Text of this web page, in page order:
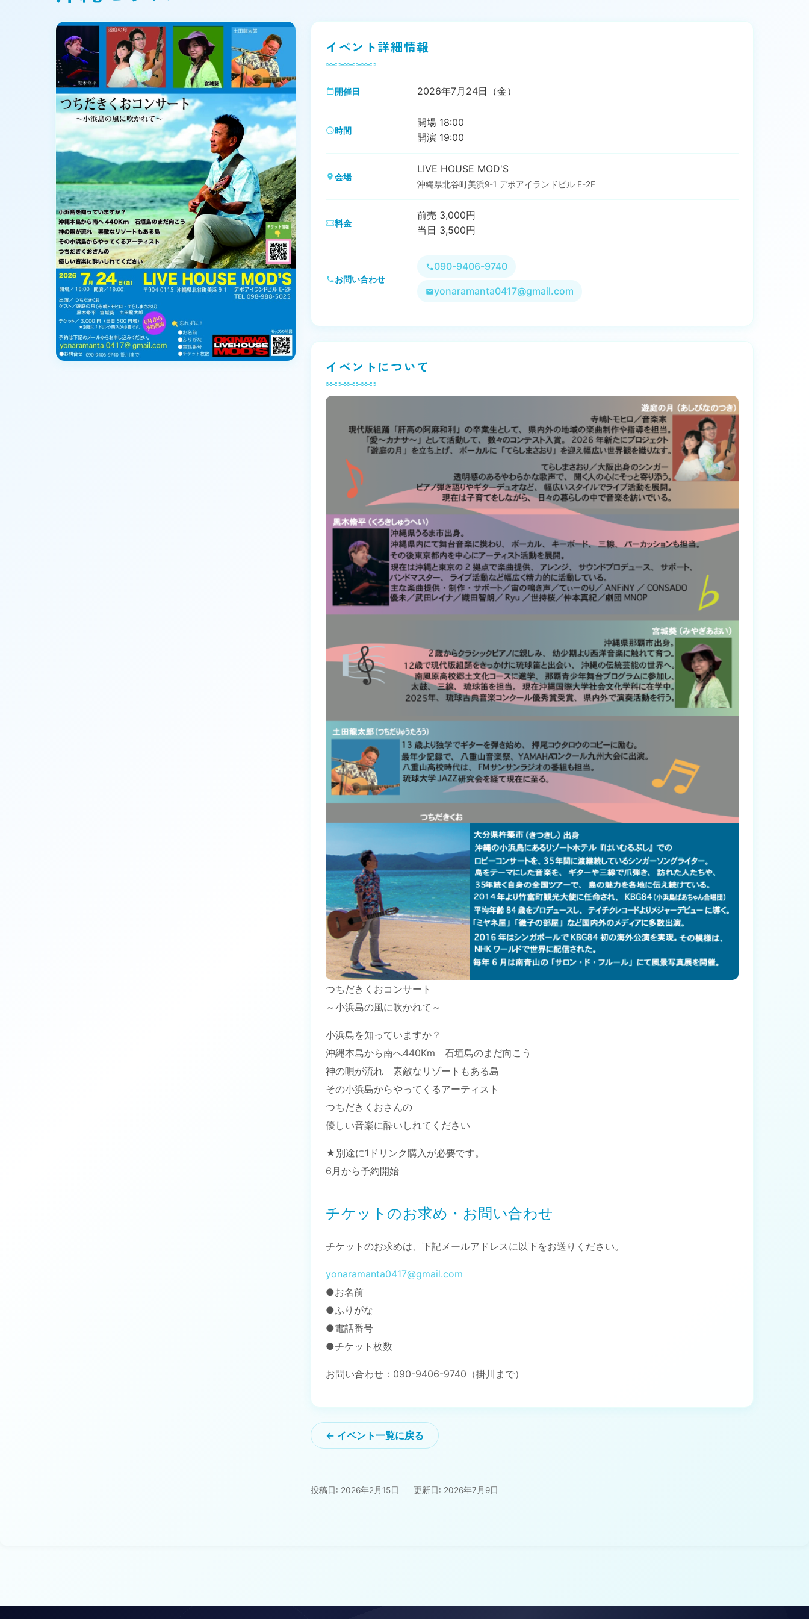
イベント詳細情報
開催日 2026年7月24日（金）
時間
開場 18:00
開演 19:00
会場
LIVE HOUSE MOD'S
沖縄県北谷町美浜9-1 デポアイランドビル E-2F
料金
前売 3,000円
当日 3,500円
お問い合わせ
090-9406-9740
yonaramanta0417@gmail.com
イベントについて
つちだきくおコンサート
～小浜島の風に吹かれて～
小浜島を知っていますか？
沖縄本島から南へ440Km 石垣島のまだ向こう
神の唄が流れ 素敵なリゾートもある島
その小浜島からやってくるアーティスト
つちだきくおさんの
優しい音楽に酔いしれてください
★別途に1ドリンク購入が必要です。
6月から予約開始
チケットのお求め・お問い合わせ
チケットのお求めは、下記メールアドレスに以下をお送りください。
yonaramanta0417@gmail.com
●お名前
●ふりがな
●電話番号
●チケット枚数
お問い合わせ：090-9406-9740（掛川まで）
← イベント一覧に戻る
投稿日: 2026年2月15日 更新日: 2026年7月9日